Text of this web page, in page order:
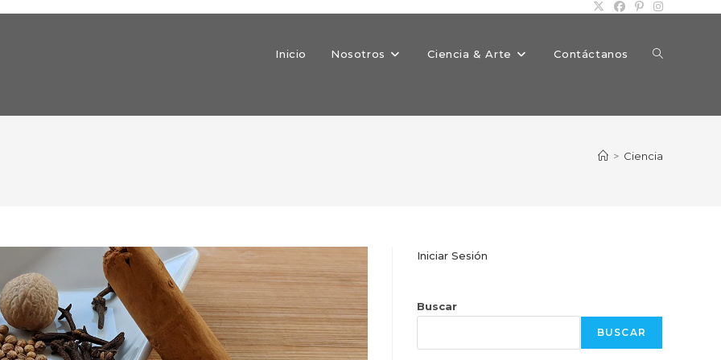
Inicio Nosotros Ciencia & Arte Contáctanos Alternar
> Ciencia
Iniciar Sesión
Buscar
BUSCAR